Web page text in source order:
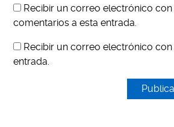
Recibir un correo electrónico
comentarios a esta entrada.
Recibir un correo electrónico
entrada.